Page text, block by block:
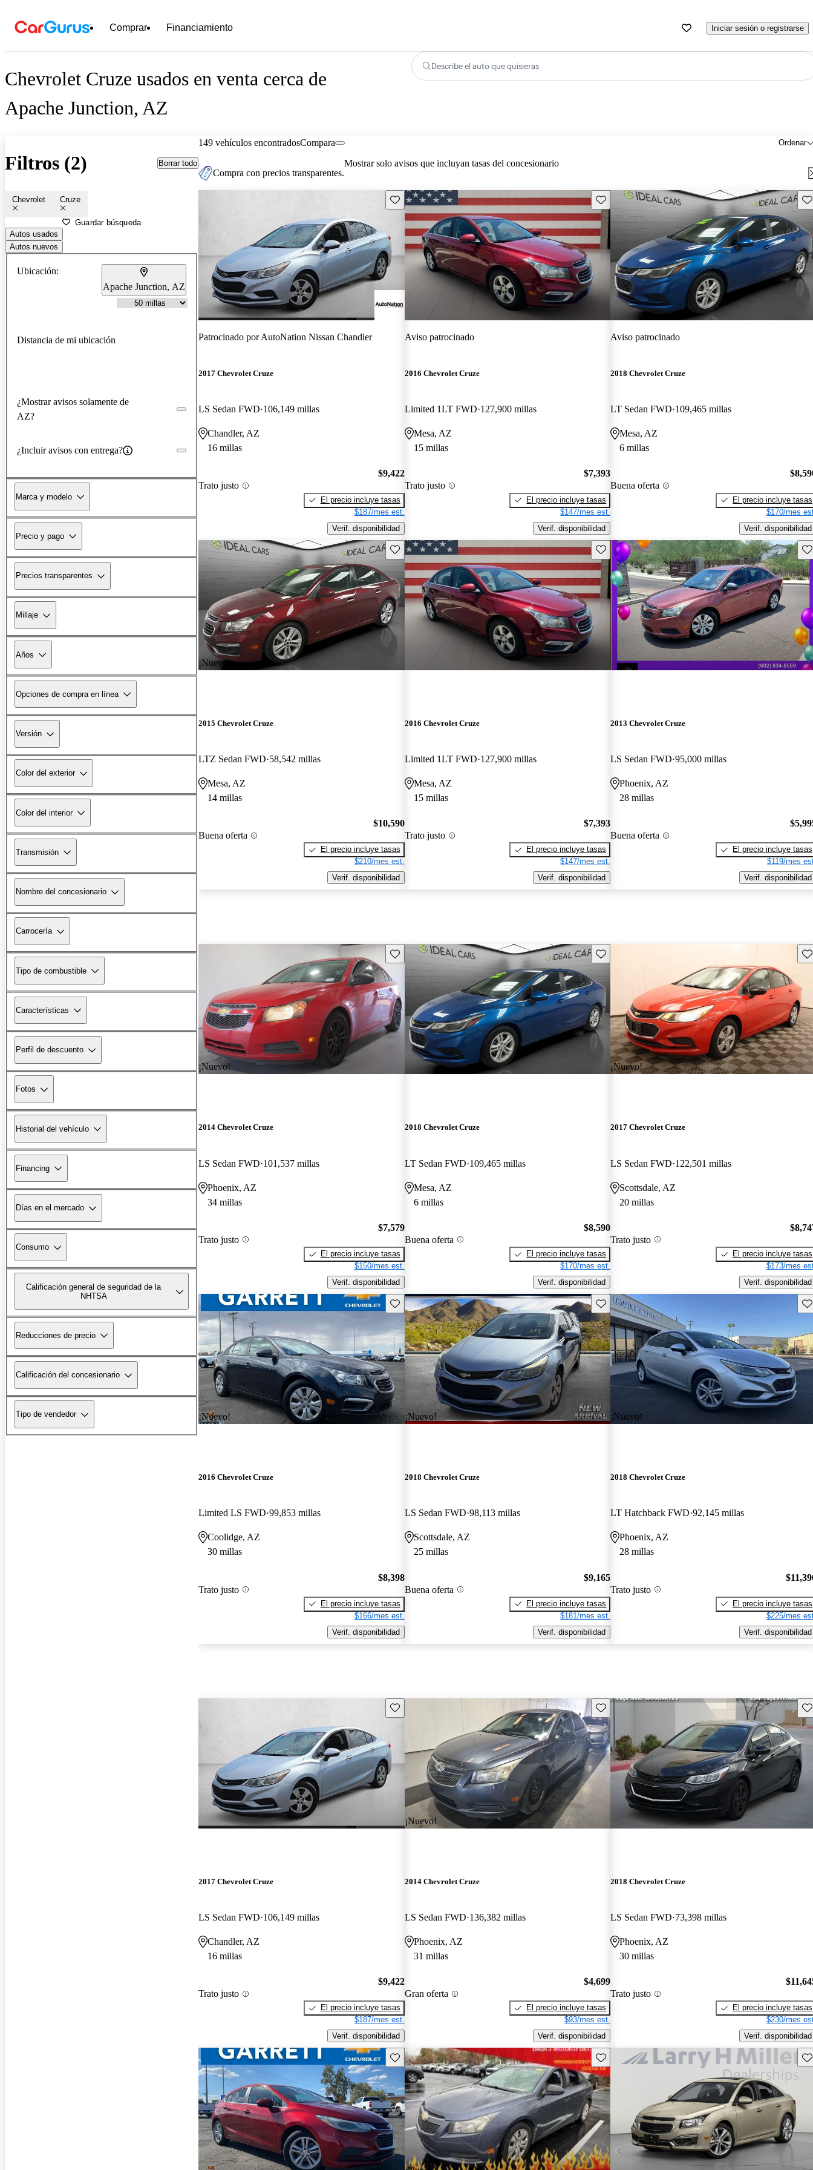
Comprar Financiamiento Iniciar sesión o registrarse
Chevrolet Cruze usados en venta cerca de
Apache Junction, AZ
Describe el auto que quisieras
Filtros (2) Borrar todo
Chevrolet Cruze
Guardar búsqueda
Autos usados
Autos nuevos
Ubicación:
Apache Junction, AZ
Distancia de mi ubicación
¿Mostrar avisos solamente de
AZ?
¿Incluir avisos con entrega?
Marca y modelo
Precio y pago
Precios transparentes
Millaje
Años
Opciones de compra en línea
Versión
Color del exterior
Color del interior
Transmisión
Nombre del concesionario
Carrocería
Tipo de combustible
Características
Perfil de descuento
Fotos
Historial del vehículo
Financing
Días en el mercado
Consumo
Calificación general de seguridad de la
NHTSA
Reducciones de precio
Calificación del concesionario
Tipo de vendedor
149 vehículos encontrados Ordenar
Compara
Compra con precios transparentes.
Mostrar solo avisos que incluyan tasas del concesionario
Guarda este Aviso
Patrocinado porAutoNation Nissan Chandler
2017 Chevrolet Cruze
LS Sedan FWD 106,149 millas
Chandler, AZ
16 millas
Trato justo
$9,422
El precio incluye tasas
$187/mes est.
Verif. disponibilidad
Guarda este Aviso
Aviso patrocinado
2016 Chevrolet Cruze
Limited 1LT FWD 127,900 millas
Mesa, AZ
15 millas
Trato justo
$7,393
El precio incluye tasas
$147/mes est.
Verif. disponibilidad
Aviso patrocinado
2018 Chevrolet Cruze
LT Sedan FWD 109,465 millas
Mesa, AZ
6 millas
Buena oferta
El precio incluye tasas
$170/mes
Verif. disponibilidad
¡Nuevo!
Guarda este Aviso
2015 Chevrolet Cruze
LTZ Sedan FWD 58,542 millas
Mesa, AZ
14 millas
Buena oferta
$10,590
El precio incluye tasas
$210/mes est.
Verif. disponibilidad
Guarda este Aviso
2016 Chevrolet Cruze
Limited 1LT FWD 127,900 millas
Mesa, AZ
15 millas
Trato justo
$7,393
El precio incluye tasas
$147/mes est.
Verif. disponibilidad
2013 Chevrolet Cruze
LS Sedan FWD 95,000 millas
Phoenix, AZ
28 millas
Buena oferta
El precio incluye tasas
$119/mes
Verif. disponibilidad
¡Nuevo!
Guarda este Aviso
2014 Chevrolet Cruze
LS Sedan FWD 101,537 millas
Phoenix, AZ
34 millas
Trato justo
$7,579
El precio incluye tasas
$150/mes est.
Verif. disponibilidad
Guarda este Aviso
2018 Chevrolet Cruze
LT Sedan FWD 109,465 millas
Mesa, AZ
6 millas
Buena oferta
$8,590
El precio incluye tasas
$170/mes est.
Verif. disponibilidad
¡Nuevo!
2017 Chevrolet Cruze
LS Sedan FWD 122,501 millas
Scottsdale, AZ
20 millas
Trato justo
El precio incluye tasas
$173/mes
Verif. disponibilidad
¡Nuevo!
Guarda este Aviso
2016 Chevrolet Cruze
Limited LS FWD 99,853 millas
Coolidge, AZ
30 millas
Trato justo
$8,398
El precio incluye tasas
$166/mes est.
Verif. disponibilidad
¡Nuevo!
Guarda este Aviso
2018 Chevrolet Cruze
LS Sedan FWD 98,113 millas
Scottsdale, AZ
25 millas
Buena oferta
$9,165
El precio incluye tasas
$181/mes est.
Verif. disponibilidad
¡Nuevo!
2018 Chevrolet Cruze
LT Hatchback FWD 92,145 millas
Phoenix, AZ
28 millas
Trato justo
El precio incluye tasas
$225/mes
Verif. disponibilidad
Guarda este Aviso
2017 Chevrolet Cruze
LS Sedan FWD 106,149 millas
Chandler, AZ
16 millas
Trato justo
$9,422
El precio incluye tasas
$187/mes est.
Verif. disponibilidad
¡Nuevo!
Guarda este Aviso
2014 Chevrolet Cruze
LS Sedan FWD 136,382 millas
Phoenix, AZ
31 millas
Gran oferta
$4,699
El precio incluye tasas
$93/mes est.
Verif. disponibilidad
2018 Chevrolet Cruze
LS Sedan FWD 73,398 millas
Phoenix, AZ
30 millas
Trato justo
El precio incluye tasas
$230/mes
Verif. disponibilidad
Guarda este Aviso Guarda este Aviso